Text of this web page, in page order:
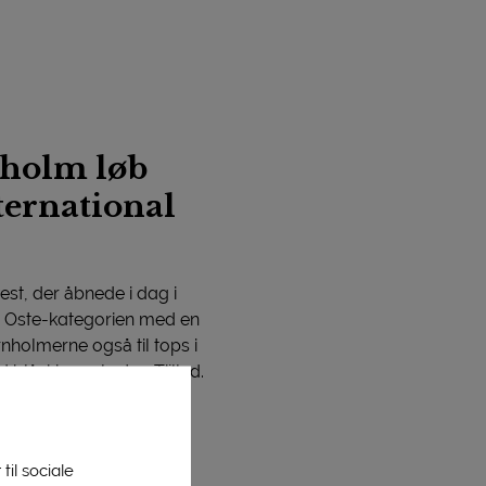
sociale
løb
der åbnede i dag i
kategorien med en
også til tops i
blåskimmelosten Tijlled.
begejstret Jim
for at modtage